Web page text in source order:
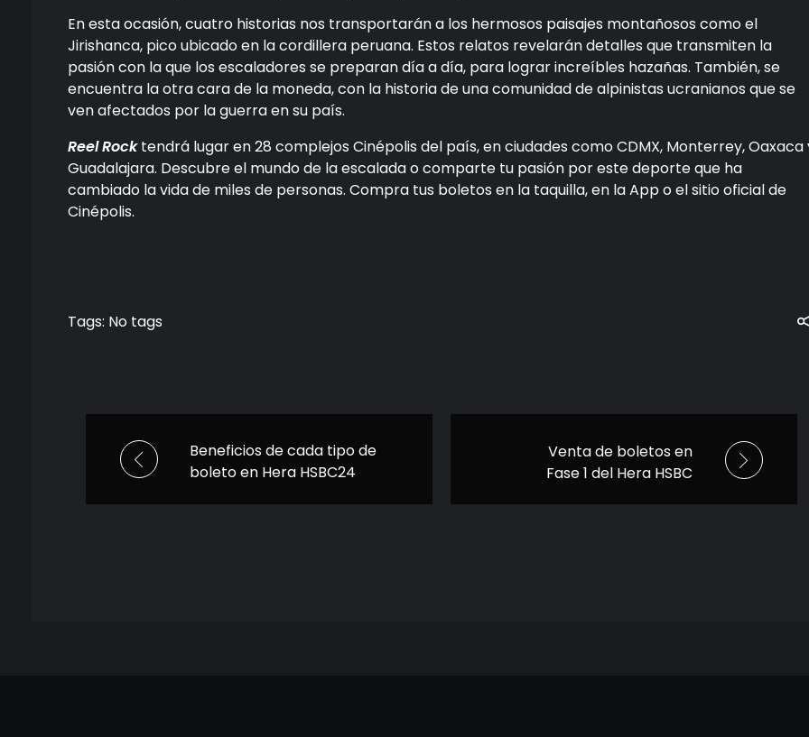
En esta ocasión, cuatro historias nos transportarán a los hermosos paisajes montañosos como el
Jirishanca, pico ubicado en la cordillera peruana. Estos relatos revelarán detalles que transmiten la
pasión con la que los escaladores se preparan día a día, para lograr increíbles hazañas. También, se
encuentra la otra cara de la moneda, con la historia de una comunidad de alpinistas ucranianos que se
ven afectados por la guerra en su país.
Reel Rocktendrá lugar en 28 complejos Cinépolis del país, en ciudades como CDMX, Monterrey, Oaxaca
Guadalajara. Descubre el mundo de la escalada o comparte tu pasión por este deporte que ha
cambiado la vida de miles de personas. Compra tus boletos en la taquilla, en la App o el sitio oficial de
Cinépolis.
Tags: No tags
Beneficios de cada tipo de
boleto en Hera HSBC24
Venta de boletos en
Fase 1 del Hera HSBC